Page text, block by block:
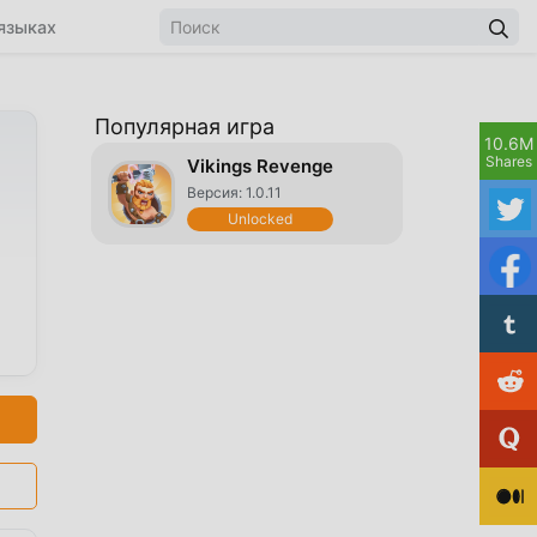
Популярная игра
Vikings Revenge
Версия: 1.0.11
Unlocked
10.6M
Shares